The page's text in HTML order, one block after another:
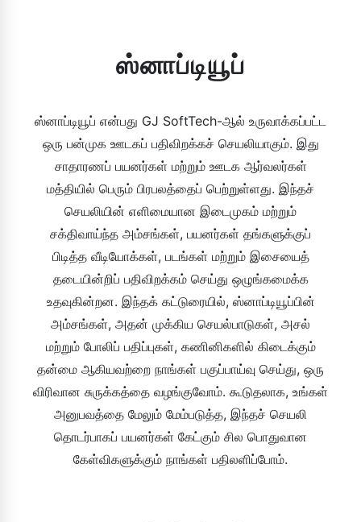
ஸ்னாப்டியூப்
ஸ்னாப்டியூப் என்பது GJ SoftTech-ஆல் உருவாக்கப்பட்ட
ஒரு பன்முக ஊடகப் பதிவிறக்கச் செயலியாகும். இது
சாதாரணப் பயனர்கள் மற்றும் ஊடக ஆர்வலர்கள்
மத்தியில் பெரும் பிரபலத்தைப் பெற்றுள்ளது. இந்தச்
செயலியின் எளிமையான இடைமுகம் மற்றும்
சக்திவாய்ந்த அம்சங்கள், பயனர்கள் தங்களுக்குப்
பிடித்த வீடியோக்கள், படங்கள் மற்றும் இசையைத்
தடையின்றிப் பதிவிறக்கம் செய்து ஒழுங்கமைக்க
உதவுகின்றன. இந்தக் கட்டுரையில், ஸ்னாப்டியூப்பின்
அம்சங்கள், அதன் முக்கிய செயல்பாடுகள், அசல்
மற்றும் போலிப் பதிப்புகள், கணினிகளில் கிடைக்கும்
தன்மை ஆகியவற்றை நாங்கள் பகுப்பாய்வு செய்து, ஒரு
விரிவான சுருக்கத்தை வழங்குவோம். கூடுதலாக, உங்கள்
அனுபவத்தை மேலும் மேம்படுத்த, இந்தச் செயலி
தொடர்பாகப் பயனர்கள் கேட்கும் சில பொதுவான
கேள்விகளுக்கும் நாங்கள் பதிலளிப்போம்.